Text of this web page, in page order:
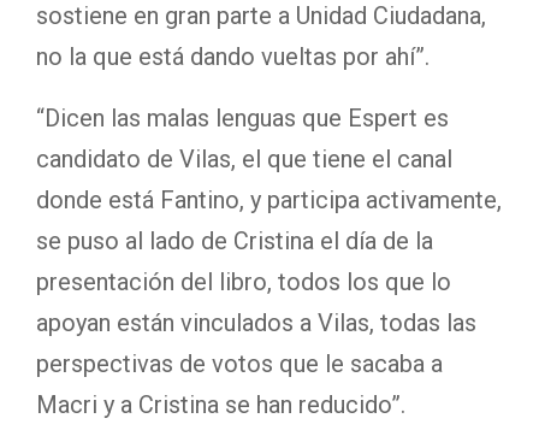
sostiene en gran parte a Unidad Ciudadana,
no la que está dando vueltas por ahí”.
“Dicen las malas lenguas que Espert es
candidato de Vilas, el que tiene el canal
donde está Fantino, y participa activamente,
se puso al lado de Cristina el día de la
presentación del libro, todos los que lo
apoyan están vinculados a Vilas, todas las
perspectivas de votos que le sacaba a
Macri y a Cristina se han reducido”.